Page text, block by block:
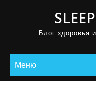
Блог здоровья
Меню